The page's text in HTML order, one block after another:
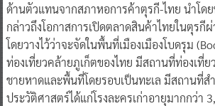
ด้านตัวแทนจากสภาหอการค้าตุรกี-ไทย นำโดย
กล่าวถึงโอกาสการเปิดตลาดสินค้าไทยในตุรกี
โดยวางไว้ว่าจะจัดในพื้นที่เมืองเมืองโบดรุม
ท่องเที่ยวคล้ายภูเก็ตของไทย มีสถานที่ท่องเที่
ชายหาดและพื้นที่โดยรอบเป็นทะเล มีสถานที่ส
ประวัติศาสตร์ได้แก่โรงละครเก่าอายุมากกว่า